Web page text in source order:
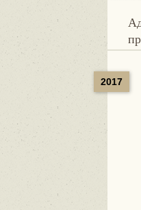
Административная
2017